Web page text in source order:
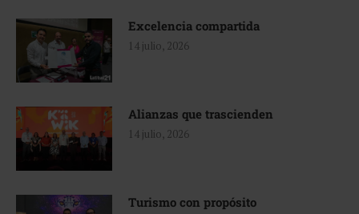
Excelencia compartida
14 julio, 2026
Alianzas que trascienden
14 julio, 2026
Turismo con propósito